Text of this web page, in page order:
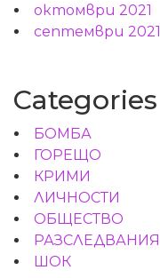
октомври 2021
септември 2021
Categories
БОМБА
ГОРЕЩО
КРИМИ
ЛИЧНОСТИ
ОБЩЕСТВО
РАЗСЛЕДВАНИЯ
ШОК